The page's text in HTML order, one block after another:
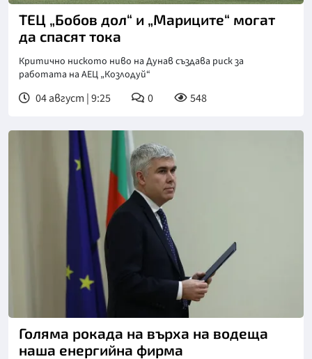
ТЕЦ „Бобов дол“ и „Мариците“ могат
да спасят тока
Критично ниското ниво на Дунав създава риск за
работата на АЕЦ „Козлодуй“
04 август | 9:25 0 548
Голяма рокада на върха на водеща
наша енергийна фирма